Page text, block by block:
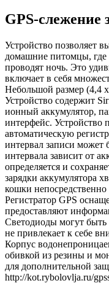
GPS-слежение
Устройство позволяет
домашние питомцы,
проводят ночь. Это
включает в себя
Небольшой размер (4,4
Устройство содержит
ионный аккумулятор,
интерфейс. Устройство
автоматическую
интервал записи может
интервала зависит от
определяется и
зарядки аккумулятора
кошки
Регистратор GPS
предоставляют
Светодиоды могут
не привлекает к себе
Корпус
обивкой из резины и
для дополнительной
http://kot.rybolovlja.ru/